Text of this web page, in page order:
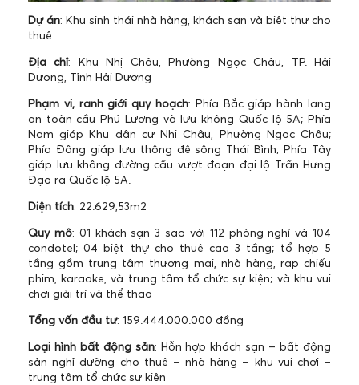
Dự án: Khu sinh thái nhà hàng, khách sạn và biệt thự cho
thuê
Địa chỉ: Khu Nhị Châu, Phường Ngọc Châu, TP. Hải
Dương, Tỉnh Hải Dương
Phạm vi, ranh giới quy hoạch: Phía Bắc giáp hành lang
an toàn cầu Phú Lương và lưu không Quốc lộ 5A; Phía
Nam giáp Khu dân cư Nhị Châu, Phường Ngọc Châu;
Phía Đông giáp lưu thông đê sông Thái Bình; Phía Tây
giáp lưu không đường cầu vượt đoạn đại lộ Trần Hưng
Đạo ra Quốc lộ 5A.
Diện tích: 22.629,53m2
Quy mô: 01 khách sạn 3 sao với 112 phòng nghỉ và 104
condotel; 04 biệt thự cho thuê cao 3 tầng; tổ hợp 5
tầng gồm trung tâm thương mại, nhà hàng, rạp chiếu
phim, karaoke, và trung tâm tổ chức sự kiện; và khu vui
chơi giải trí và thể thao
Tổng vốn đầu tư: 159.444.000.000 đồng
Loại hình bất động sản: Hỗn hợp khách sạn – bất động
sản nghỉ dưỡng cho thuê – nhà hàng – khu vui chơi –
trung tâm tổ chức sự kiện